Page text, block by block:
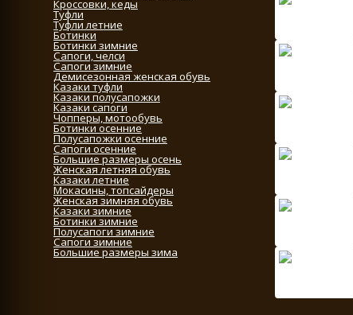
Кроссовки, кеды
Туфли
Туфли летние
Ботинки
Ботинки зимние
Сапоги, челси
Сапоги зимние
Демисезонная женская обувь
Казаки туфли
Казаки полусапожки
Казаки сапоги
Чопперы, мотообувь
Ботинки осенние
Полусапожки осенние
Сапоги осенние
Большие размеры осень
Женская летняя обувь
Казаки летние
Мокасины, топсайдеры
Женская зимняя обувь
Казаки зимние
Ботинки зимние
Полусапоги зимние
Сапоги зимние
Большие размеры зима